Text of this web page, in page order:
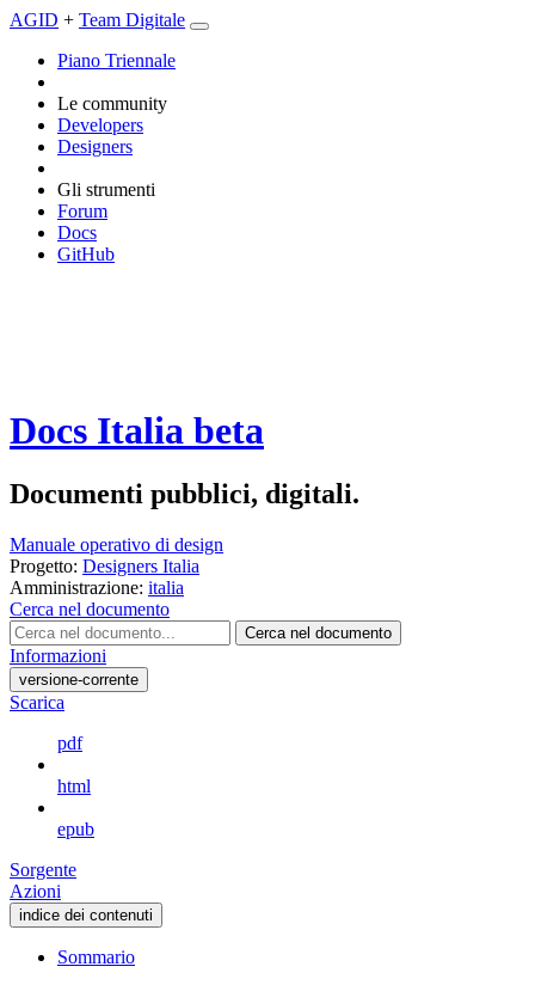
AGID + Team Digitale
Piano Triennale
Le community
Developers
Designers
Gli strumenti
Forum
Docs
GitHub
Docs Italia beta
Documenti pubblici, digitali.
Manuale operativo di design
Progetto: Designers Italia
Amministrazione: italia
Cerca nel documento
Cerca nel documento
Informazioni
versione-corrente
Scarica
pdf
html
epub
Sorgente
Azioni
indice dei contenuti
Sommario